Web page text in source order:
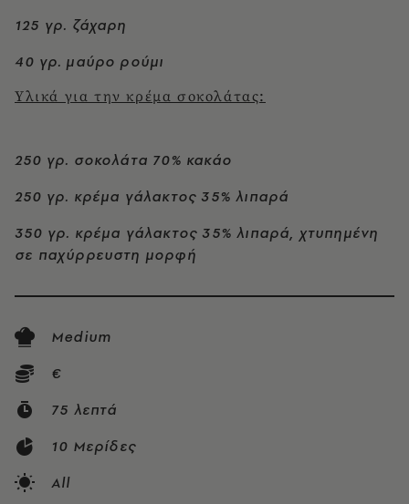
125 γρ. ζάχαρη
40 γρ. μαύρο ρούμι
Υλικά για την κρέμα σοκολάτας:
250 γρ. σοκολάτα 70% κακάο
250 γρ. κρέμα γάλακτος 35% λιπαρά
350 γρ. κρέμα γάλακτος 35% λιπαρά, χτυπημένη
σε παχύρρευστη μορφή
Medium
€
75 λεπτά
10 Μερίδες
All